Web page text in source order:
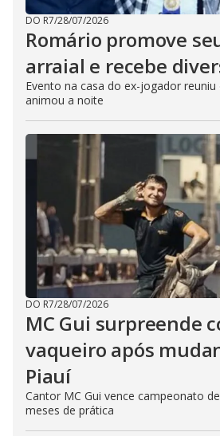
DO R7/28/07/2026
Romário promove
arraial e recebe
Evento na casa do ex-jogador reuniu
animou a noite
DO R7/28/07/2026
MC Gui surpreende
vaqueiro após
Piauí
Cantor MC Gui vence campeonato
meses de prática